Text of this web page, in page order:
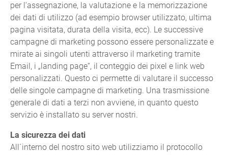
per l'assegnazione, la valutazione e la memorizzazione
dei dati di utilizzo (ad esempio browser utilizzato, ultima
pagina visitata, durata della visita, ecc). Le successive
campagne di marketing possono essere personalizzate e
mirate ai singoli utenti attraverso il marketing tramite
Email, i „landing page“, il conteggio dei pixel e link web
personalizzati. Questo ci permette di valutare il successo
delle singole campagne di marketing. Una trasmissione
generale di dati a terzi non avviene, in quanto questo
servizio è installato su server nostri.
La sicurezza dei dati
All´interno del nostro sito web utilizziamo il protocollo